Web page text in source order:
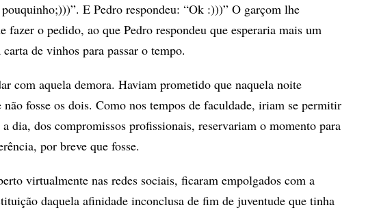
E Pedro respondeu: “Ok :)))” O garçom lhe
fazer o pedido, ao que Pedro respondeu que esperaria mais um
de vinhos para passar o tempo.
com aquela demora. Haviam prometido que naquela noite
não fosse os dois. Como nos tempos de faculdade, iriam se permitir
dia, dos compromissos profissionais, reservariam o momento para
por breve que fosse.
virtualmente nas redes sociais, ficaram empolgados com a
daquela afinidade inconclusa de fim de juventude que tinha